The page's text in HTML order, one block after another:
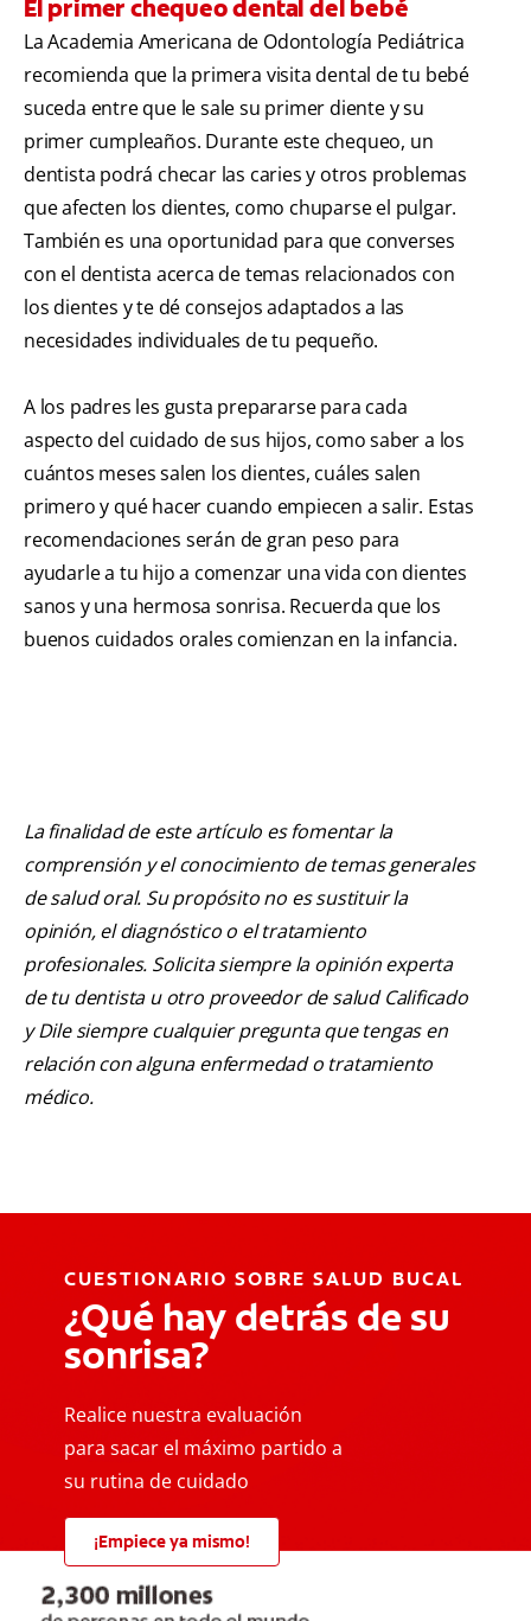
El primer chequeo dental del bebé
La Academia Americana de Odontología Pediátrica
recomienda que la primera visita dental de tu bebé
suceda entre que le sale su primer diente y su
primer cumpleaños. Durante este chequeo, un
dentista podrá checar las caries y otros problemas
que afecten los dientes, como chuparse el pulgar.
También es una oportunidad para que converses
con el dentista acerca de temas relacionados con
los dientes y te dé consejos adaptados a las
necesidades individuales de tu pequeño.
A los padres les gusta prepararse para cada
aspecto del cuidado de sus hijos, como saber a los
cuántos meses salen los dientes, cuáles salen
primero y qué hacer cuando empiecen a salir. Estas
recomendaciones serán de gran peso para
ayudarle a tu hijo a comenzar una vida con dientes
sanos y una hermosa sonrisa. Recuerda que los
buenos cuidados orales comienzan en la infancia.
La finalidad de este artículo es fomentar la
comprensión y el conocimiento de temas generales
de salud oral. Su propósito no es sustituir la
opinión, el diagnóstico o el tratamiento
profesionales. Solicita siempre la opinión experta
de tu dentista u otro proveedor de salud Calificado
y Dile siempre cualquier pregunta que tengas en
relación con alguna enfermedad o tratamiento
médico.
CUESTIONARIO SOBRE SALUD BUCAL
¿Qué hay detrás de su
sonrisa?
Realice nuestra evaluación
para sacar el máximo partido a
su rutina de cuidado
¡Empiece ya mismo!